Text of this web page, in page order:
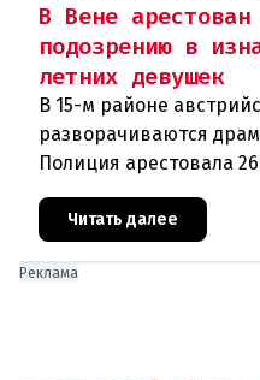
В Вене
подозрению в
летних девушек
В 15-м районе
разворачиваются
Полиция арестовала
Афганистана по
двух 16-летних
Читать далее
Реклама